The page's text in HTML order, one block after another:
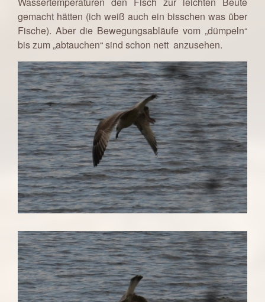
gemacht hätten (ich weiß auch ein bisschen was über
Fische). Aber die Bewegungsabläufe vom „dümpeln“
bis zum „abtauchen“ sind schon nett anzusehen.